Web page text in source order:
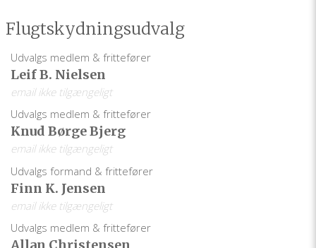
Flugtskydningsudvalg
Udvalgs medlem & frittefører
Leif B. Nielsen
email ikke tilgængeligt
Udvalgs medlem & frittefører
Knud Børge Bjerg
email ikke tilgængeligt
Udvalgs formand & frittefører
Finn K. Jensen
email ikke tilgængeligt
Udvalgs medlem & frittefører